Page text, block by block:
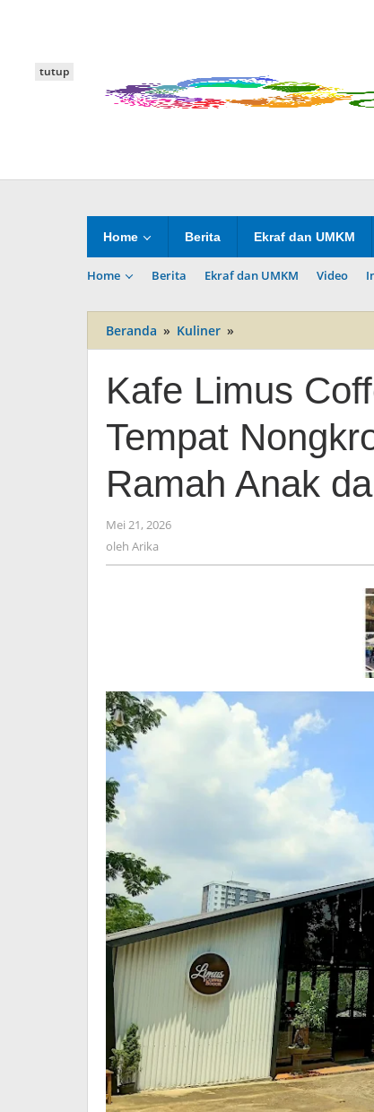
Home Berita Ekraf dan UMKM
Home Berita Ekraf dan UMKM Video
tutup
Beranda » Kuliner »
Limus
yang
Asik
untuk
Tempat
Lokasi
Strategis
Kafe Limus
Tempat
Ramah Anak
Mei 21, 2026
oleh Arika